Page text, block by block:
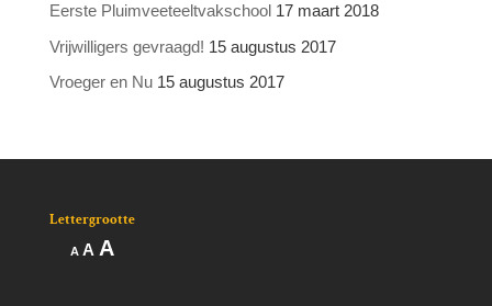
Eerste Pluimveeteeltvakschool 17 maart 2018
Vrijwilligers gevraagd! 15 augustus 2017
Vroeger en Nu 15 augustus 2017
Lettergrootte
A Lettertype
ALettertype
ALettertype
grootte